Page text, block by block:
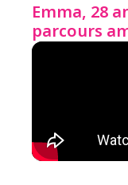
Emma, 28
parcours